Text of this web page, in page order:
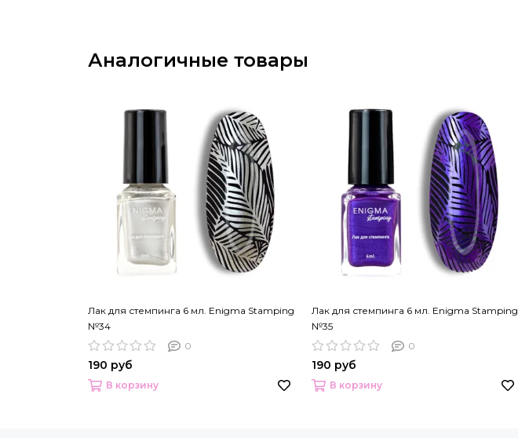
Аналогичные товары
Лак для стемпинга 6 мл. Enigma Stamping
№34
0
190 руб
В корзину
Лак для стемпинга 6 мл. Enigma Stamping
№35
0
190 руб
В корзину